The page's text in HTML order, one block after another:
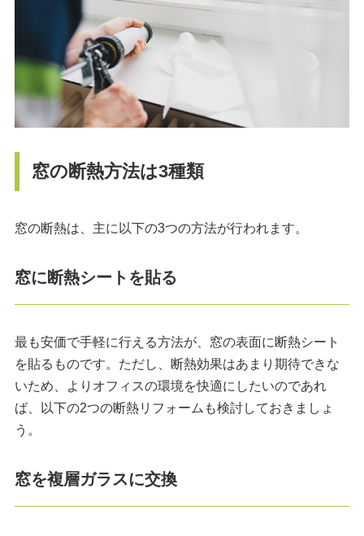
窓の断熱方法は3種類
窓の断熱は、主に以下の3つの方法が行われます。
窓に断熱シートを貼る
最も安価で手軽に行える方法が、窓の表面に断熱シート
を貼るものです。ただし、断熱効果はあまり期待できな
いため、よりオフィスの環境を快適にしたいのであれ
ば、以下の2つの断熱リフォームも検討しておきましょ
う。
窓を複層ガラスに交換